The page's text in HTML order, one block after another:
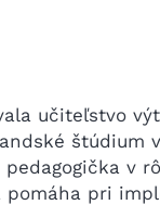
učiteľstvo
štúdium
pedagogička v
pomáha pri